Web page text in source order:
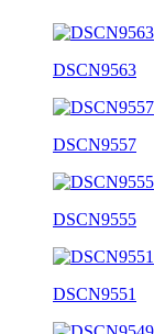
DSCN9563
DSCN9557
DSCN9555
DSCN9551